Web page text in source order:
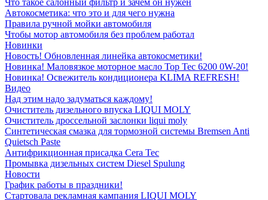
Что такое салонный фильтр и зачем он нужен
Автокосметика: что это и для чего нужна
Правила ручной мойки автомобиля
Чтобы мотор автомобиля без проблем работал
Новинки
Новость! Обновленная линейка автокосметики!
Новинка! Маловязкое моторное масло Top Tec 6200 0W-20!
Новинка! Освежитель кондиционера KLIMA REFRESH!
Видео
Над этим надо задуматься каждому!
Очиститель дизельного впуска LIQUI MOLY
Очиститель дроссельной заслонки liqui moly
Синтетическая смазка для тормозной системы Bremsen Anti
Quietsch Paste
Антифрикционная присадка Cera Tec
Промывка дизельных систем Diesel Spulung
Новости
График работы в праздники!
Стартовала рекламная кампания LIQUI MOLY